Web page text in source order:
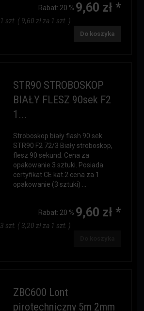
Rabat: 20 % 9,60 zł *
1 szt. ( 9,60 zł za 1 szt. )
Do koszyka
STR90 STROBOSKOP
BIAŁY FLESZ 90sek F2
1...
Stroboskop biały flash 90 sek
STR90 F2 72/3 Biały stroboskop,
flesz 90 sekund. Cena za
opakowanie 3 sztuki. Posiada
certyfikat CE kat.2 cena za 1
opakowanie (3 sztuki) ...
Rabat: 20 % 9,60 zł *
3 szt. ( 3,20 zł za 1 szt. )
ZBC600 Lont
pirotechniczny 5m 2mm